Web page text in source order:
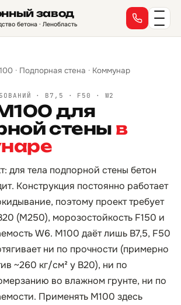
завод
бетона · Ленобласть
· Подпорная стена · Коммунар
· B7,5 · F50 · W2
для
стены в
для тела подпорной стены бетон
Конструкция постоянно работает
поэтому проект требует
(М250), морозостойкость F150 и
W6. М100 даёт лишь B7,5, F50
ни по прочности (примерно
~260 кг/см² у B20), ни по
во влажном грунте, ни по
Применять М100 здесь